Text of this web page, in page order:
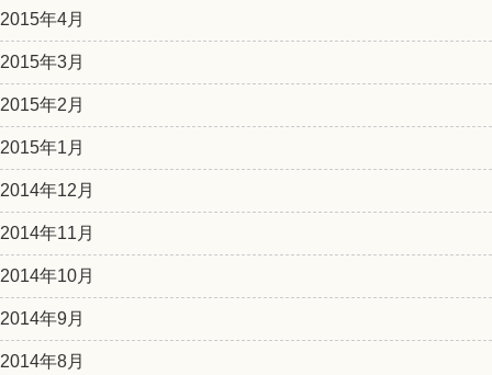
2015年4月
2015年3月
2015年2月
2015年1月
2014年12月
2014年11月
2014年10月
2014年9月
2014年8月